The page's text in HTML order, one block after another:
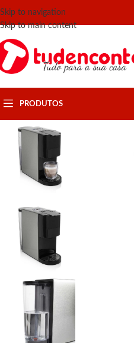
Skip to navigation
Skip to main content
PRODUTOS